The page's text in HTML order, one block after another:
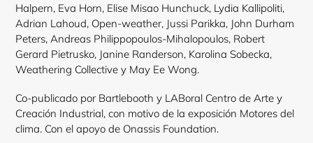
Halpern, Eva Horn, Elise Misao Hunchuck, Lydia Kallipoliti,
Adrian Lahoud, Open-weather, Jussi Parikka, John Durham
Peters, Andreas Philippopoulos-Mihalopoulos, Robert
Gerard Pietrusko, Janine Randerson, Karolina Sobecka,
Weathering Collective y May Ee Wong.
Co-publicado por Bartlebooth y LABoral Centro de Arte y
Creación Industrial, con motivo de la exposición Motores del
clima. Con el apoyo de Onassis Foundation.